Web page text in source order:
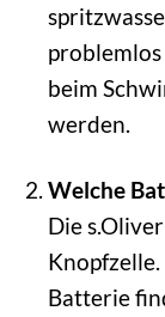
beim
werden.
Welche
Die
Batterie